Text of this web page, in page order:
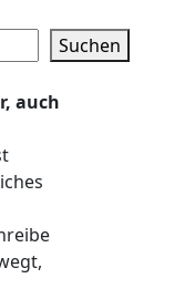
Suchen
auch